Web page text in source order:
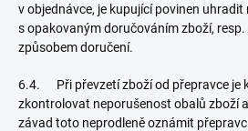
v objednávce, je kupující povinen uhradit
s opakovaným doručováním zboží,
způsobem doručení.
6.4. Při převzetí zboží od přepravce je
zkontrolovat neporušenost obalů zboží
závad toto neprodleně oznámit